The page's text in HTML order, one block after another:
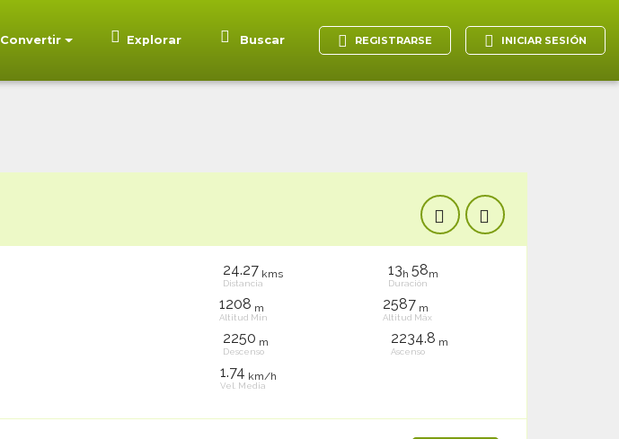
Convertir Explorar Buscar REGISTRARSE INICIAR SESIÓN
24.27 kms
Distancia
13h 58m
Duración
1208 m
Altitud Mín
2587 m
Altitud Máx
2250 m
Descenso
2234.8 m
Ascenso
1.74 km/h
Vel. Media